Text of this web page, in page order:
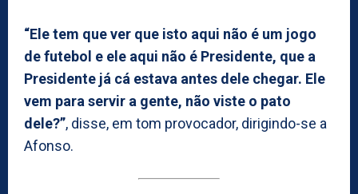
“Ele tem que ver que isto aqui não é um jogo
de futebol e ele aqui não é Presidente, que a
Presidente já cá estava antes dele chegar. Ele
vem para servir a gente, não viste o pato
dele?”, disse, em tom provocador, dirigindo-se a
Afonso.